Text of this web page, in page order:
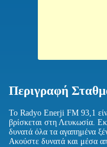
Περιγραφή
Το Radyo Enerji FM 93,1
βρίσκεται στη Λευκωσία.
δυνατά όλα τα αγαπημένα
Ακούστε δυνατά και μέσα